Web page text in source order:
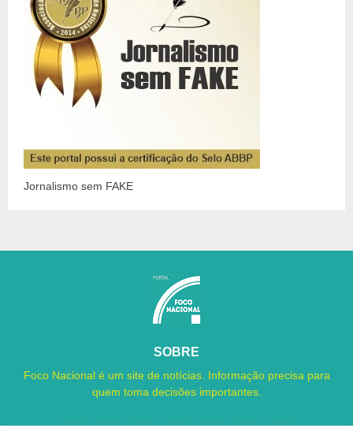
Jornalismo sem FAKE
SOBRE
Foco Nacional é um site de notícias. Informação precisa para
quem toma decisões importantes.